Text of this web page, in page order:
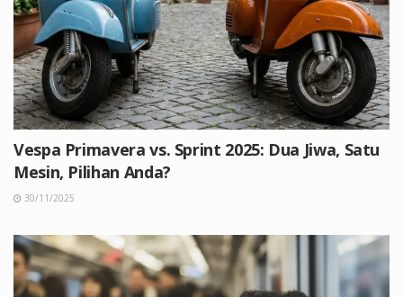
Vespa Primavera vs. Sprint 2025: Dua Jiwa, Satu
Mesin, Pilihan Anda?
30/11/2025